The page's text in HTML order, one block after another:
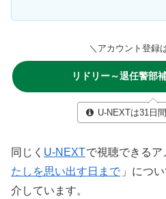
＼アカウント登録
リドリー～退任警部
U-NEXTは31日
同じく U-NEXTで視聴できるア
たしを思い出す日まで 」につい
介しています。